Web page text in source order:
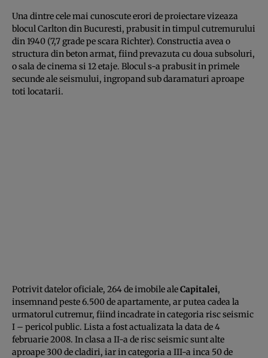
Una dintre cele mai cunoscute erori de proiectare vizeaza
blocul Carlton din Bucuresti, prabusit in timpul cutremurului
din 1940 (7,7 grade pe scara Richter). Constructia avea o
structura din beton armat, fiind prevazuta cu doua subsoluri,
o sala de cinema si 12 etaje. Blocul s-a prabusit in primele
secunde ale seismului, ingropand sub daramaturi aproape
toti locatarii.
Potrivit datelor oficiale, 264 de imobile aleCapitalei,
insemnand peste 6.500 de apartamente, ar putea cadea la
urmatorul cutremur, fiind incadrate in categoria risc seismic
I – pericol public. Lista a fost actualizata la data de 4
februarie 2008. In clasa a II-a de risc seismic sunt alte
aproape 300 de cladiri, iar in categoria a III-a inca 50 de